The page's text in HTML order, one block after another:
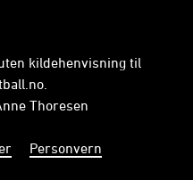
kildehenvisning til
Thoresen
Personvern